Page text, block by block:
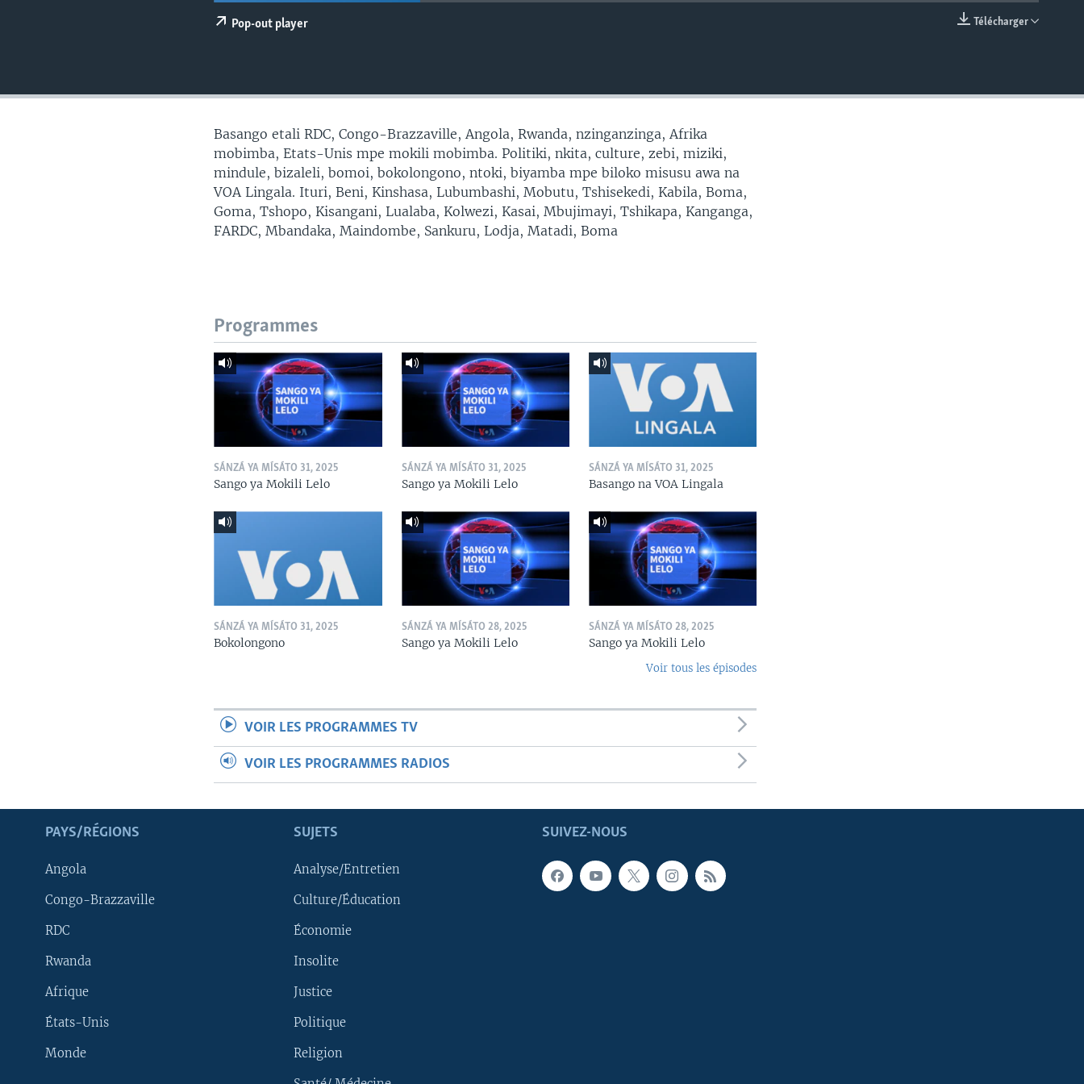
Télécharger
Pop-out player
Basango etali RDC, Congo-Brazzaville, Angola, Rwanda, nzinganzinga, Afrika
mobimba, Etats-Unis mpe mokili mobimba. Politiki, nkita, culture, zebi, miziki,
mindule, bizaleli, bomoi, bokolongono, ntoki, biyamba mpe biloko misusu awa na
VOA Lingala. Ituri, Beni, Kinshasa, Lubumbashi, Mobutu, Tshisekedi, Kabila, Boma,
Goma, Tshopo, Kisangani, Lualaba, Kolwezi, Kasai, Mbujimayi, Tshikapa, Kanganga,
FARDC, Mbandaka, Maindombe, Sankuru, Lodja, Matadi, Boma
Programmes
SÁNZÁ YA MÍSÁTO 31, 2025
Sango ya Mokili Lelo
SÁNZÁ YA MÍSÁTO 31, 2025
Sango ya Mokili Lelo
SÁNZÁ YA MÍSÁTO 31, 2025
Basango na VOA Lingala
SÁNZÁ YA MÍSÁTO 31, 2025
Bokolongono
SÁNZÁ YA MÍSÁTO 28, 2025
Sango ya Mokili Lelo
SÁNZÁ YA MÍSÁTO 28, 2025
Sango ya Mokili Lelo
Voir tous les épisodes
VOIR LES PROGRAMMES TV
VOIR LES PROGRAMMES RADIOS
SUIVEZ-NOUS
PAYS/RÉGIONS
Angola
Congo-Brazzaville
RDC
Rwanda
Afrique
États-Unis
Monde
SUJETS
Analyse/Entretien
Culture/Éducation
Économie
Insolite
Justice
Politique
Religion